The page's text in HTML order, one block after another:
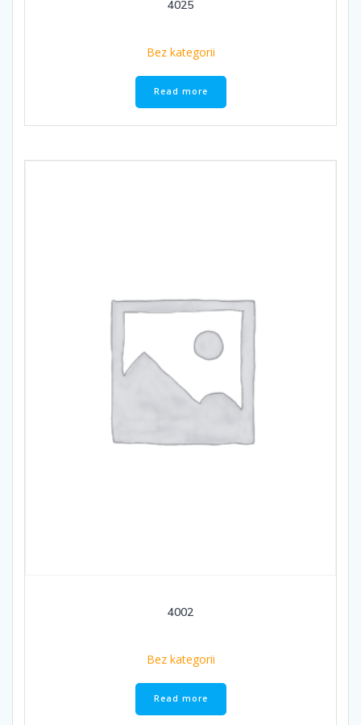
4025
Bez kategorii
Read more
4002
Bez kategorii
Read more